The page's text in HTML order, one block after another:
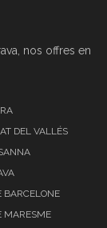
nos offres en
DEL VALLÉS
BARCELONE
MARESME